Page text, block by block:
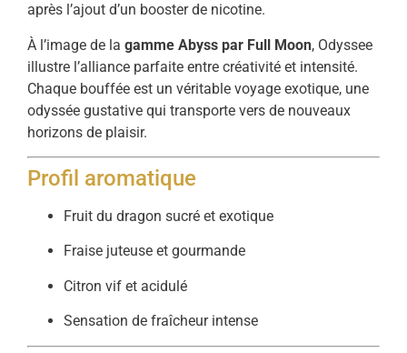
après l’ajout d’un booster de nicotine.
À l’image de la gamme Abyss par Full Moon, Odyssee
illustre l’alliance parfaite entre créativité et intensité.
Chaque bouffée est un véritable voyage exotique, une
odyssée gustative qui transporte vers de nouveaux
horizons de plaisir.
Profil aromatique
Fruit du dragon sucré et exotique
Fraise juteuse et gourmande
Citron vif et acidulé
Sensation de fraîcheur intense